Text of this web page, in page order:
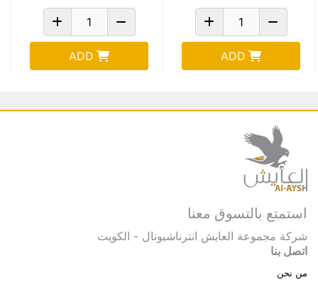
ADD
ADD
استمتع بالتسوق معنا
شركة مجموعة العايش انترناشيونال - الكويت
اتصل بنا
من نحن